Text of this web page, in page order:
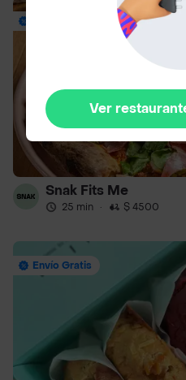
Snak Fits Me
25 min · $ 4500
Envío Gratis
Ver